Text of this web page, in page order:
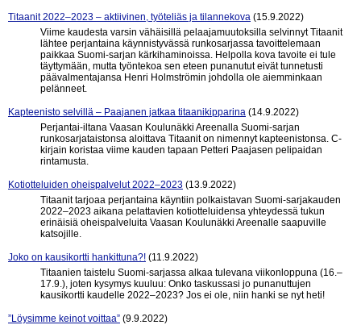
Titaanit 2022–2023 – aktiivinen, työteliäs ja tilannekova (15.9.2022)
Viime kaudesta varsin vähäisillä pelaajamuutoksilla selvinnyt Titaanit
lähtee perjantaina käynnistyvässä runkosarjassa tavoittelemaan
paikkaa Suomi-sarjan kärkihaminoissa. Helpolla kova tavoite ei tule
täyttymään, mutta työntekoa sen eteen punanutut eivät tunnetusti
päävalmentajansa Henri Holmströmin johdolla ole aiemminkaan
pelänneet.
Kapteenisto selvillä – Paajanen jatkaa titaanikipparina (14.9.2022)
Perjantai-iltana Vaasan Koulunäkki Areenalla Suomi-sarjan
runkosarjataistonsa aloittava Titaanit on nimennyt kapteenistonsa. C-
kirjain koristaa viime kauden tapaan Petteri Paajasen pelipaidan
rintamusta.
Kotiotteluiden oheispalvelut 2022–2023 (13.9.2022)
Titaanit tarjoaa perjantaina käyntiin polkaistavan Suomi-sarjakauden
2022–2023 aikana pelattavien kotiotteluidensa yhteydessä tukun
erinäisiä oheispalveluita Vaasan Koulunäkki Areenalle saapuville
katsojille.
Joko on kausikortti hankittuna?! (11.9.2022)
Titaanien taistelu Suomi-sarjassa alkaa tulevana viikonloppuna (16.–
17.9.), joten kysymys kuuluu: Onko taskussasi jo punanuttujen
kausikortti kaudelle 2022–2023? Jos ei ole, niin hanki se nyt heti!
”Löysimme keinot voittaa” (9.9.2022)